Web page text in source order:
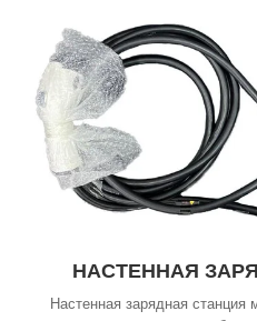
НАСТЕННАЯ
Настенная зарядная